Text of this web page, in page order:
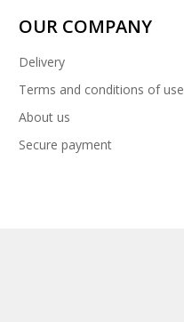
OUR COMPANY
Delivery
Terms and conditions of use
About us
Secure payment